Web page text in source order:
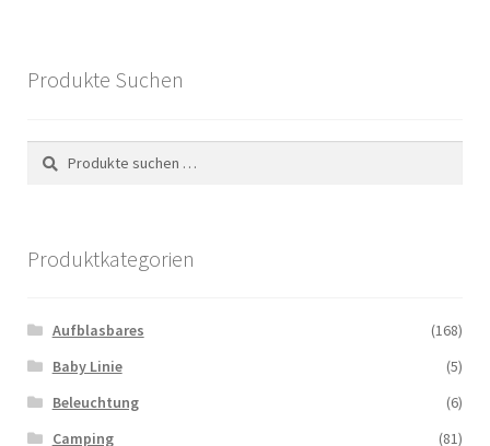
Produkte Suchen
Suchen
nach:
Suchen
Produktkategorien
Aufblasbares
(168)
Baby Linie
(5)
Beleuchtung
(6)
Camping
(81)